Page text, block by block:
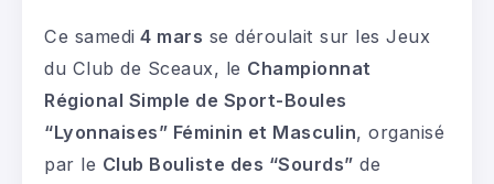
Ce samedi 4 mars se déroulait sur les Jeux
du Club de Sceaux, le Championnat
Régional Simple de Sport-Boules
“Lyonnaises” Féminin et Masculin, organisé
par le Club Bouliste des “Sourds” de